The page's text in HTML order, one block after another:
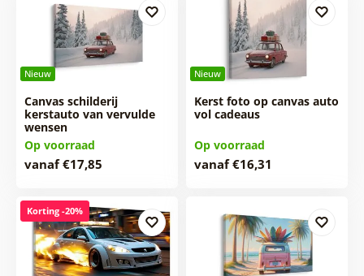
Nieuw
Canvas schilderij
kerstauto van vervulde
wensen
Op voorraad
vanaf €17,85
Nieuw
Kerst foto op canvas auto
vol cadeaus
Op voorraad
vanaf €16,31
Korting -20%